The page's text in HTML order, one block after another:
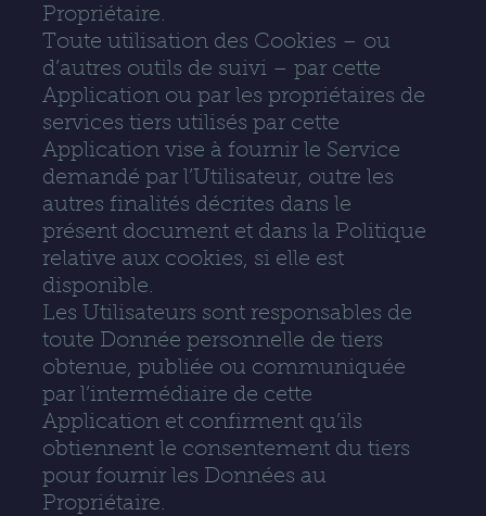
Propriétaire.
Toute utilisation des Cookies – ou
d’autres outils de suivi – par cette
Application ou par les propriétaires de
services tiers utilisés par cette
Application vise à fournir le Service
demandé par l’Utilisateur, outre les
autres finalités décrites dans le
présent document et dans la Politique
relative aux cookies, si elle est
disponible.
Les Utilisateurs sont responsables de
toute Donnée personnelle de tiers
obtenue, publiée ou communiquée
par l’intermédiaire de cette
Application et confirment qu’ils
obtiennent le consentement du tiers
pour fournir les Données au
Propriétaire.